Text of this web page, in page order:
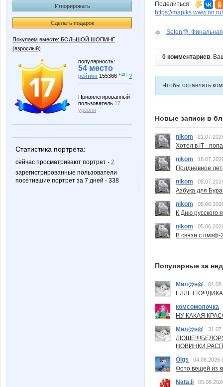
Игнорировать
Сделать подарок
Покупаем вместе: БОЛЬШОЙ ШОПИНГ
(взрослый)
популярность:
54 место
рейтинг 155366 +10 ↑ ?
Привилегированный
пользователь 17
уровня
Статистика портрета:
сейчас просматривают портрет - 2
зарегистрированные пользователи
посетившие портрет за 7 дней - 338
Поделиться:
https://mapiks.www.nn.ru/
Sеlеn@.
0 комментариев.
Чтобы оставлять
Новые записи в
nikom
Хотел в IT -
nikom
Полдневное
nikom
Азбука для
nikom
К Дню русского
nikom
В связи с пмэф-
Популярные за
Мил@н@
комсомолочка
НУ КАКАЯ
Мил@н@
Olgs
04.08.2026
Фото вещей из
Nata.li